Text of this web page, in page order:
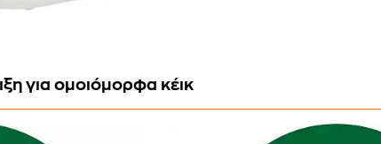
για ομοιόμορφα κέικ